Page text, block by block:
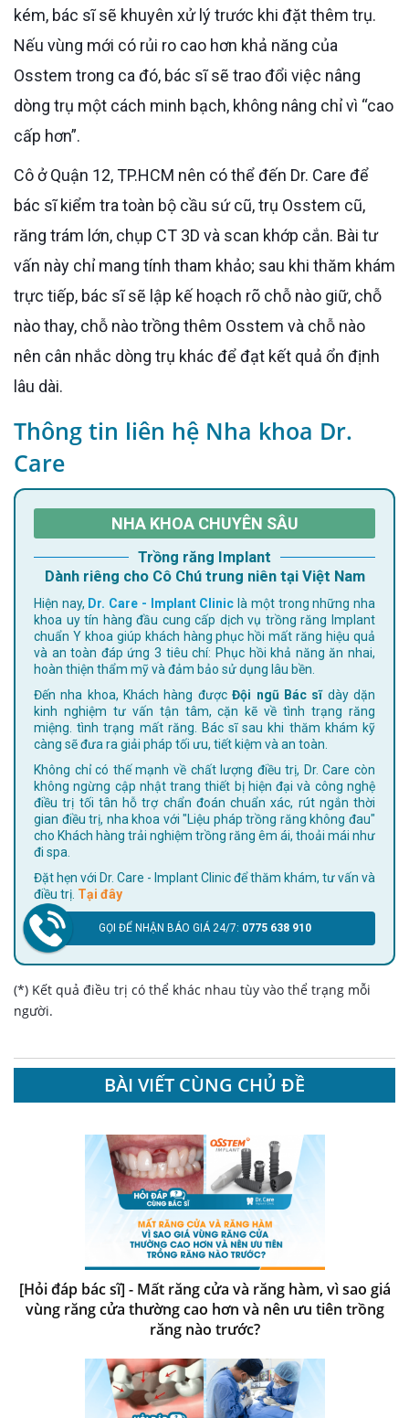
kém, bác sĩ sẽ khuyên xử lý trước khi đặt thêm trụ.
Nếu vùng mới có rủi ro cao hơn khả năng của
Osstem trong ca đó, bác sĩ sẽ trao đổi việc nâng
dòng trụ một cách minh bạch, không nâng chỉ vì “cao
cấp hơn”.
Cô ở Quận 12, TP.HCM nên có thể đến Dr. Care để
bác sĩ kiểm tra toàn bộ cầu sứ cũ, trụ Osstem cũ,
răng trám lớn, chụp CT 3D và scan khớp cắn. Bài tư
vấn này chỉ mang tính tham khảo; sau khi thăm khám
trực tiếp, bác sĩ sẽ lập kế hoạch rõ chỗ nào giữ, chỗ
nào thay, chỗ nào trồng thêm Osstem và chỗ nào
nên cân nhắc dòng trụ khác để đạt kết quả ổn định
lâu dài.
Thông tin liên hệ Nha khoa Dr.
Care
NHA KHOA CHUYÊN SÂU
Trồng răng Implant
Dành riêng cho Cô Chú trung niên tại Việt Nam
Hiện nay, Dr. Care - Implant Clinic là một trong những nha
khoa uy tín hàng đầu cung cấp dịch vụ trồng răng Implant
chuẩn Y khoa giúp khách hàng phục hồi mất răng hiệu quả
và an toàn đáp ứng 3 tiêu chí: Phục hồi khả năng ăn nhai,
hoàn thiện thẩm mỹ và đảm bảo sử dụng lâu bền.
Đến nha khoa, Khách hàng đượcĐội ngũ Bác sĩdày dặn
kinh nghiệm tư vấn tận tâm, cặn kẽ về tình trạng răng
miệng. tình trạng mất răng. Bác sĩ sau khi thăm khám kỹ
càng sẽ đưa ra giải pháp tối ưu, tiết kiệm và an toàn.
Không chỉ có thế mạnh về chất lượng điều trị, Dr. Care còn
không ngừng cập nhật trang thiết bị hiện đại và công nghệ
điều trị tối tân hỗ trợ chẩn đoán chuẩn xác, rút ngắn thời
gian điều trị, nha khoa với "Liệu pháp trồng răng không đau"
cho Khách hàng trải nghiệm trồng răng êm ái, thoải mái như
đi spa.
Đặt hẹn với Dr. Care - Implant Clinic để thăm khám, tư vấn và
điều trị. Tại đây
GỌI ĐỂ NHẬN BÁO GIÁ 24/7: 0775 638 910
(*) Kết quả điều trị có thể khác nhau tùy vào thể trạng mỗi
người.
BÀI VIẾT CÙNG CHỦ ĐỀ
[Hỏi đáp bác sĩ] - Mất răng cửa và răng hàm, vì sao giá
vùng răng cửa thường cao hơn và nên ưu tiên trồng
răng nào trước?